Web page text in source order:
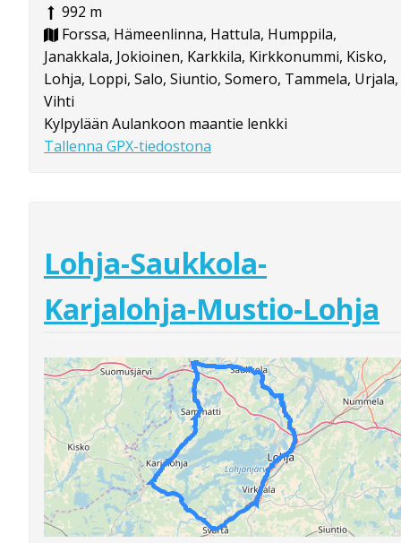
992 m
Forssa, Hämeenlinna, Hattula, Humppila,
Janakkala, Jokioinen, Karkkila, Kirkkonummi, Kisko,
Lohja, Loppi, Salo, Siuntio, Somero, Tammela, Urjala,
Vihti
Kylpylään Aulankoon maantie lenkki
Tallenna GPX-tiedostona
Lohja-Saukkola-
Karjalohja-Mustio-Lohja